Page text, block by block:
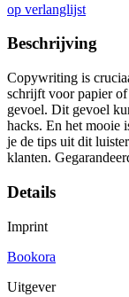
op verlanglijst
Beschrijving
Copywriting is
schrijft voor papier
gevoel. Dit gevoel
hacks. En het mooie
je de tips uit dit
klanten.
Details
Imprint
Bookora
Uitgever